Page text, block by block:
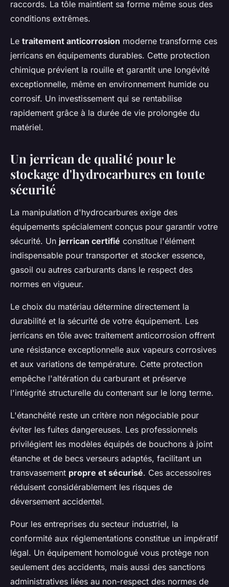
raccords. La tôle maintient sa forme même sous des
conditions extrêmes.
Le traitement anticorrosion moderne transforme ces
jerricans en équipements durables. Cette protection
chimique prévient la rouille et garantit une longévité
exceptionnelle, même en environnement humide ou
corrosif. Un investissement qui se rentabilise
rapidement grâce à la durée de vie prolongée du
matériel.
Un jerrican de qualité pour le
stockage d'hydrocarbures en toute
sécurité
La manipulation d'hydrocarbures exige des
équipements spécialement conçus pour garantir votre
sécurité. Un jerrican certifié constitue l'élément
indispensable pour transporter et stocker essence,
gasoil ou autres carburants dans le respect des
normes en vigueur.
Le choix du matériau détermine directement la
durabilité et la sécurité de votre équipement. Les
jerricans en tôle avec traitement anticorrosion offrent
une résistance exceptionnelle aux vapeurs corrosives
et aux variations de température. Cette protection
empêche l'altération du carburant et préserve
l'intégrité structurelle du contenant sur le long terme.
L'étanchéité reste un critère non négociable pour
éviter les fuites dangereuses. Les professionnels
privilégient les modèles équipés de bouchons à joint
étanche et de becs verseurs adaptés, facilitant un
transvasement propre et sécurisé. Ces accessoires
réduisent considérablement les risques de
déversement accidentel.
Pour les entreprises du secteur industriel, la
conformité aux réglementations constitue un impératif
légal. Un équipement homologué vous protège non
seulement des accidents, mais aussi des sanctions
administratives liées au non-respect des normes de